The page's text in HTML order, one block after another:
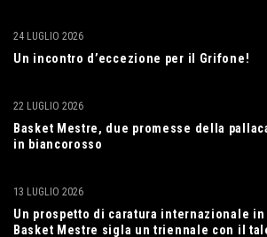
Un incontro d’eccezione per il Grifone!
24 LUGLIO 2026
Basket Mestre, due promesse della
in biancorosso
22 LUGLIO 2026
Un prospetto di caratura internazionale
Basket Mestre sigla un triennale con il
13 LUGLIO 2026